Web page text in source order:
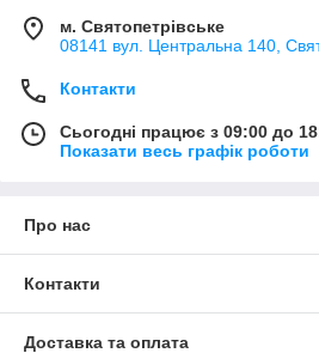
м. Святопетрівське
08141 вул. Центральна 140,
Контакти
Сьогодні працює з 09:00 до
Показати весь графік роботи
Про нас
Контакти
Доставка та оплата